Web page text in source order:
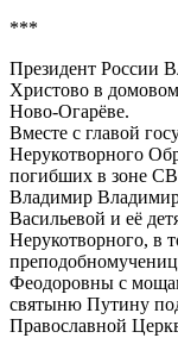
***
Президент России
Христово в
Ново-Огарёве.
Вместе с главой
Нерукотворного
погибших в зоне
Владимир
Васильевой и её
Нерукотворного, в
Феодоровны с
святыню Путину
Православной